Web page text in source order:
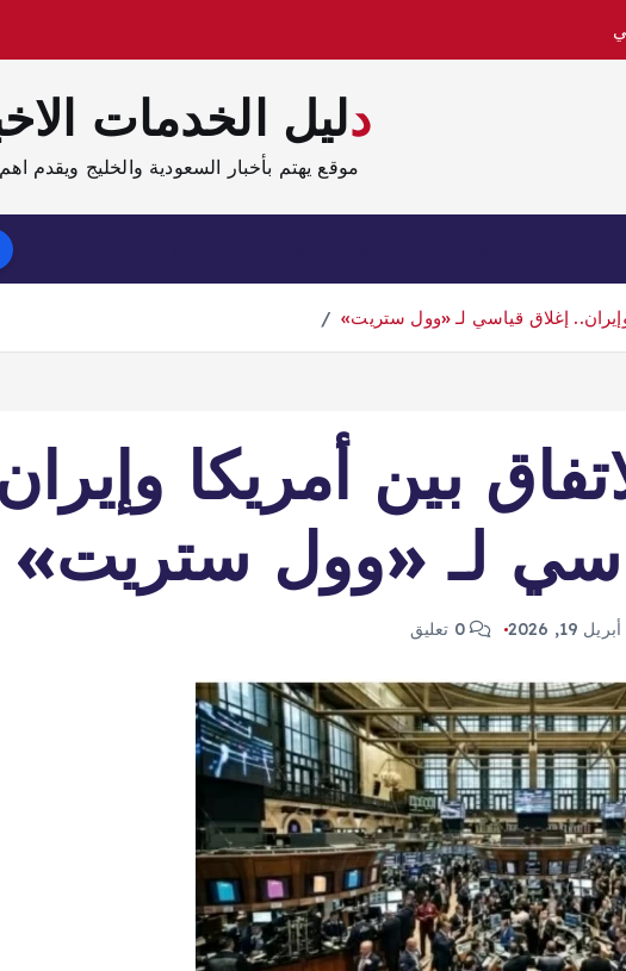
دليل الخدمات
موقع يهتم بأخبار السعودية والخليج ويقدم
وإيران.. إغلاق قياسي لـ «وول ستريت»
بين أمريكا
لـ «وول ستريت»
أبريل 19, 2026 0 تعليق